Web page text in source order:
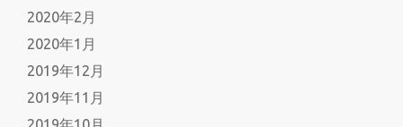
2020年2月
2020年1月
2019年12月
2019年11月